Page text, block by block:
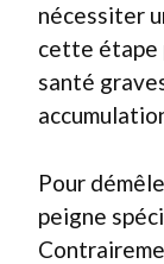
nécessiter
cette étape
santé
Pour
peigne